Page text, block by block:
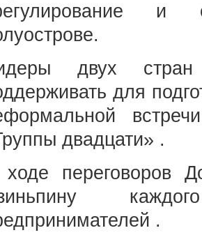
и
двух стран
для
двадцати» .
переговоров
.